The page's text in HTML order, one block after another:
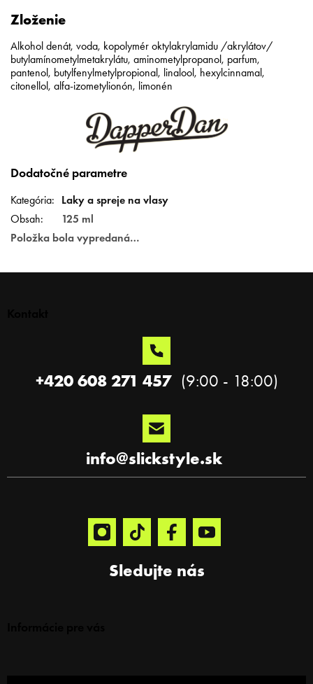
Zloženie
Alkohol denát, voda, kopolymér oktylakrylamidu /akrylátov/
butylamínometylmetakrylátu, aminometylpropanol, parfum,
pantenol, butylfenylmetylpropional, linalool, hexylcinnamal,
citonellol, alfa-izometylionón, limonén
Dodatočné parametre
Kategória:
Laky a spreje na vlasy
Obsah:
125 ml
Položka bola vypredaná…
Sledujte nás
info@slickstyle.sk
+420 608 271 457